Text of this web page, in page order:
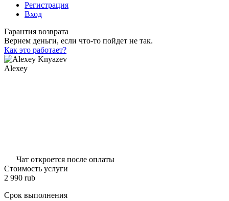
Регистрация
Вход
Гарантия возврата
Вернем деньги, если что-то пойдет не так.
Как это работает?
Alexey
Чат откроется после оплаты
Стоимость услуги
2 990 rub
Срок выполнения